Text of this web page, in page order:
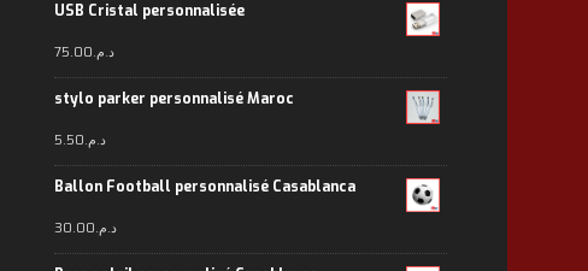
USB Cristal personnalisée
د.م.75.00
stylo parker personnalisé Maroc
د.م.5.50
Ballon Football personnalisé Casablanca
د.م.30.00